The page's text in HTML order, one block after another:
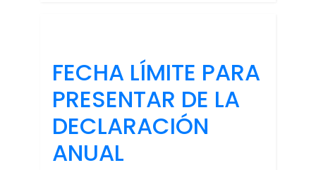
FECHA LÍMITE PARA
PRESENTAR DE LA
DECLARACIÓN
ANUAL